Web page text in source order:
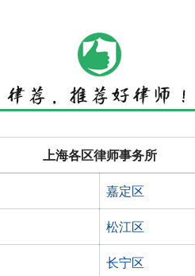
上海各区律师事务所
嘉定区
松江区
长宁区